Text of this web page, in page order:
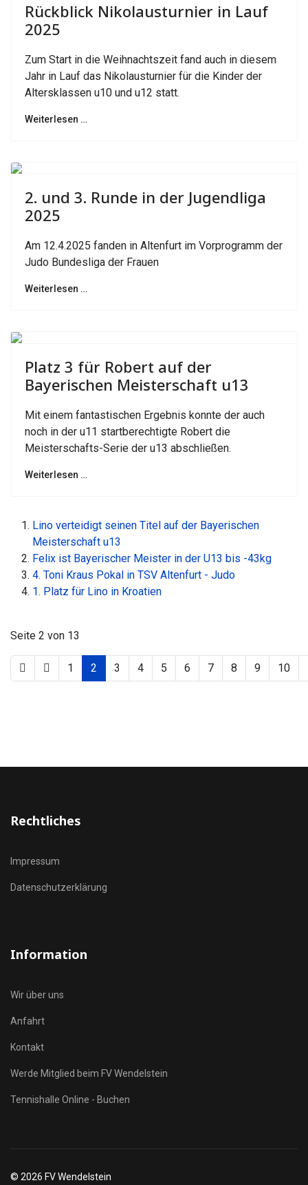
Rückblick Nikolausturnier in Lauf
2025
Zum Start in die Weihnachtszeit fand auch in diesem
Jahr in Lauf das Nikolausturnier für die Kinder der
Altersklassen u10 und u12 statt.
Weiterlesen …
2. und 3. Runde in der Jugendliga
2025
Am 12.4.2025 fanden in Altenfurt im Vorprogramm der
Judo Bundesliga der Frauen
Weiterlesen …
Platz 3 für Robert auf der
Bayerischen Meisterschaft u13
Mit einem fantastischen Ergebnis konnte der auch
noch in der u11 startberechtigte Robert die
Meisterschafts-Serie der u13 abschließen.
Weiterlesen …
Lino verteidigt seinen Titel auf der Bayerischen
Meisterschaft u13
Felix ist Bayerischer Meister in der U13 bis -43kg
4. Toni Kraus Pokal in TSV Altenfurt - Judo
1. Platz für Lino in Kroatien
Seite 2 von 13
1 2 3 4 5 6 7 8 9 10
Rechtliches
Impressum
Datenschutzerklärung
Information
Wir über uns
Anfahrt
Kontakt
Werde Mitglied beim FV Wendelstein
Tennishalle Online - Buchen
© 2026 FV Wendelstein